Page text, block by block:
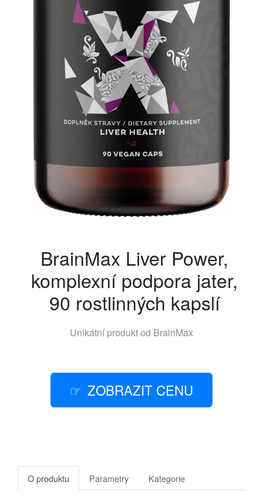
BrainMax Liver Power,
komplexní podpora jater,
90 rostlinných kapslí
Unikátní produkt od BrainMax
ZOBRAZIT CENU
O produktu Parametry Kategorie